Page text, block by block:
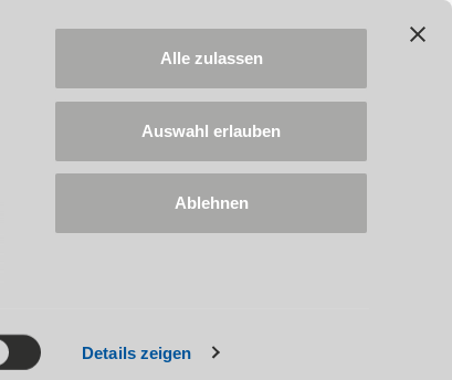
Details zeigen
Alle zulassen
Auswahl erlauben
Ablehnen